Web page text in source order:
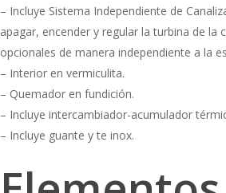
– Incluye Sistema Independiente de
apagar, encender y regular la turbina de la
opcionales de manera independiente a la
– Interior en vermiculita.
– Quemador en fundición.
– Incluye intercambiador-acumulador
– Incluye guante y te inox.